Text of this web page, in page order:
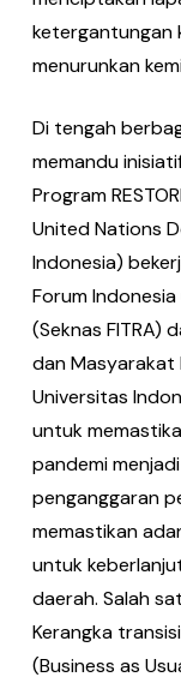
ketergantungan
menurunkan
Di tengah
memandu
Program
United Nations
Indonesia)
Forum
(Seknas FITRA)
dan Masyarakat
Universitas
untuk
pandemi
penganggaran
memastikan
untuk
daerah. Salah
Kerangka
(Business as